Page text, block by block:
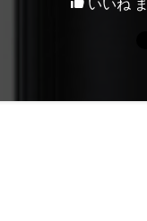
いいね